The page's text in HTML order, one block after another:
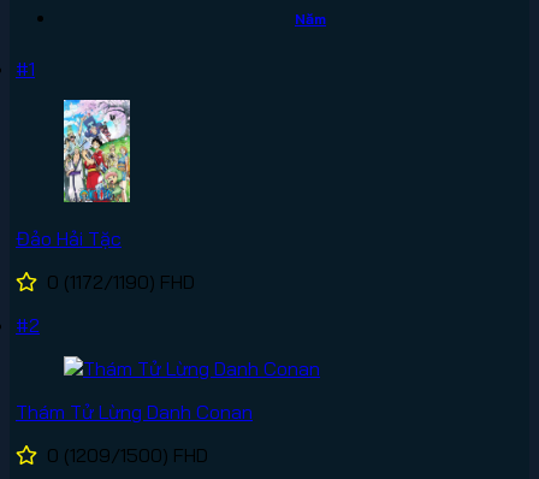
Năm
#1
Đảo Hải Tặc
0 (1172/1190) FHD
#2
Thám Tử Lừng Danh Conan
0 (1209/1500) FHD